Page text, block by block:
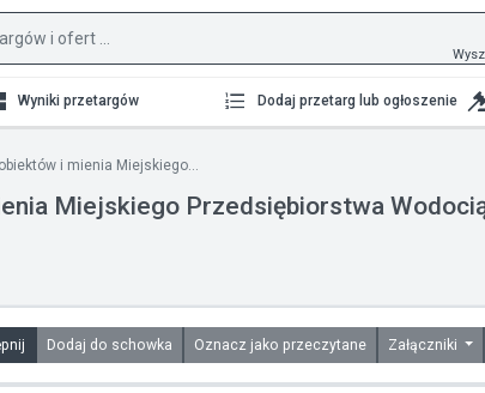
Wyniki przetargów Dodaj przetarg lub ogłoszenie
i mienia Miejskiego...
Miejskiego Przedsiębiorstwa
Dodaj do schowka Oznacz jako przeczytane Załączniki